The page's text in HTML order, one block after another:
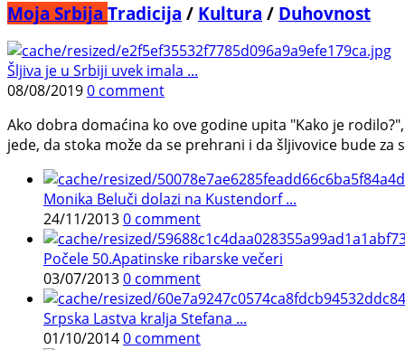
Moja Srbija Tradicija / Kultura / Duhovnost
Šljiva je u Srbiji uvek imala ...
08/08/20190 comment
Ako dobra domaćina ko ove godine upita "Kako je
jede, da stoka može da se prehrani i da šljivovice bude
Monika Beluči dolazi na Kustendorf ...
24/11/20130 comment
Počele 50.Apatinske ribarske večeri
03/07/20130 comment
Srpska Lastva kralja Stefana ...
01/10/20140 comment